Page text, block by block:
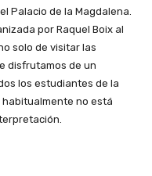
Palacio de la Magdalena.
por Raquel Boix al
solo de visitar las
disfrutamos de un
los estudiantes de la
habitualmente no está